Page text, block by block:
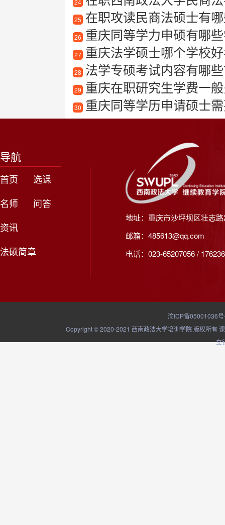
24
25 在职攻读民商法硕士有
26 重庆同等学力申硕有哪
27 重庆法学硕士哪个学校
28 法学专硕考试内容有哪
29 重庆在职研究生学费一
30 重庆同等学历申请硕士
导航
首页
选课
名师
问答
资讯
法硕简章
地址：重庆市沙坪坝区壮志
邮箱：485613@qq.com
电话：023-65207056 /
渝ICP备05001036
Copyright © 2020-2021 西南政法大学培训学院 版权所有
立